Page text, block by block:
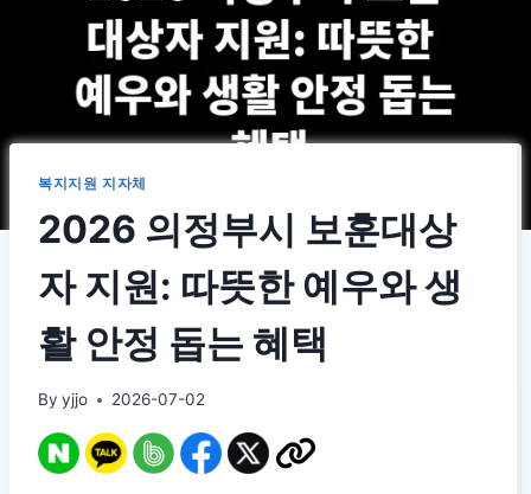
복지지원 지자체
2026 의정부시 보훈대상
자 지원: 따뜻한 예우와 생
활 안정 돕는 혜택
By yjjo 2026-07-02